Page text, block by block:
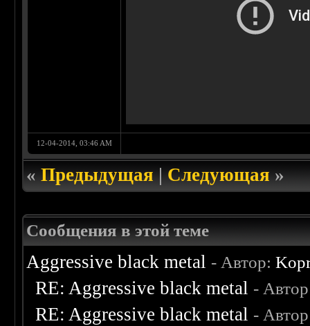
12-04-2014, 03:46 AM
«Предыдущая|Следующая»
Сообщения в этой теме
Aggressive black metal - Автор:
RE: Aggressive black metal -
RE: Aggressive black metal -